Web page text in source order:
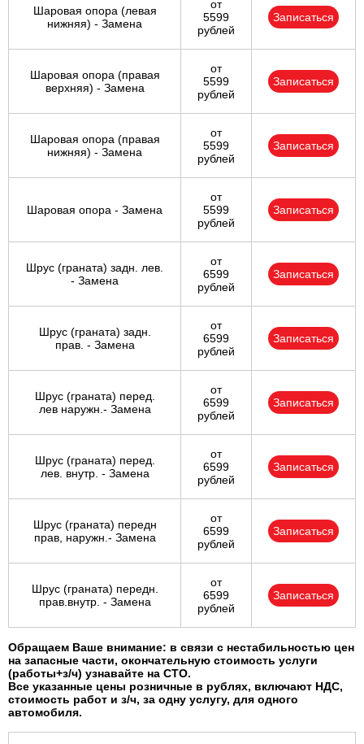
Шаровая опора (левая
нижняя) - Замена
от
5599
рублей
Записаться
Шаровая опора (правая
верхняя) - Замена
от
5599
рублей
Записаться
Шаровая опора (правая
нижняя) - Замена
от
5599
рублей
Записаться
Шаровая опора - Замена
от
5599
рублей
Записаться
Шрус (граната) задн. лев.
- Замена
от
6599
рублей
Записаться
Шрус (граната) задн.
прав. - Замена
от
6599
рублей
Записаться
Шрус (граната) перед.
лев наружн.- Замена
от
6599
рублей
Записаться
Шрус (граната) перед.
лев. внутр. - Замена
от
6599
рублей
Записаться
Шрус (граната) передн
прав, наружн.- Замена
от
6599
рублей
Записаться
Шрус (граната) передн.
прав.внутр. - Замена
от
6599
рублей
Записаться
Обращаем Ваше внимание: в связи с нестабильностью цен
на запасные части, окончательную стоимость услуги
(работы+з/ч) узнавайте на СТО.
Все указанные цены розничные в рублях, включают НДС,
стоимость работ и з/ч, за одну услугу, для одного
автомобиля.